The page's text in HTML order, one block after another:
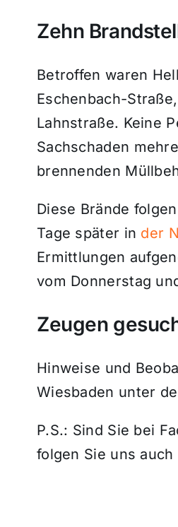
Zehn
Betroffen waren
Eschenbach-
Lahnstraße. Keine
Sachschaden
brennenden
Diese Brände
Tage später in der
Ermittlungen
vom Donnerstag
Zeugen
Hinweise und
Wiesbaden unter
P.S.: Sind Sie bei
folgen Sie uns auch